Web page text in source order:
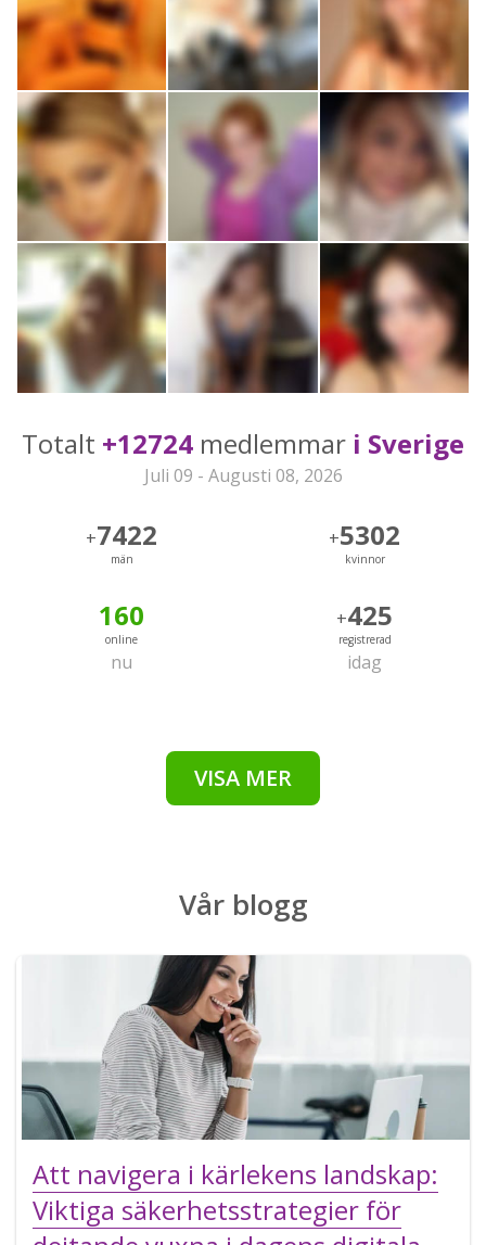
Totalt +12724 medlemmar i Sverige
Juli 09 - Augusti 08, 2026
+7422
män
+5302
kvinnor
160
online
nu
+425
registrerad
idag
VISA MER
Vår blogg
Att navigera i kärlekens landskap:
Viktiga säkerhetsstrategier för